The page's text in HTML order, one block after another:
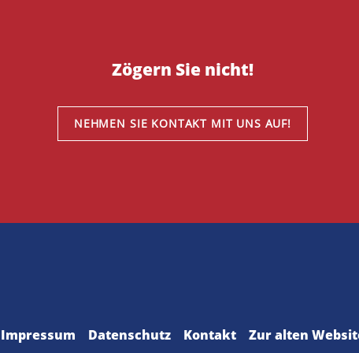
Zögern Sie nicht!
NEHMEN SIE KONTAKT MIT UNS AUF!
Impressum Datenschutz Kontakt Zur alten